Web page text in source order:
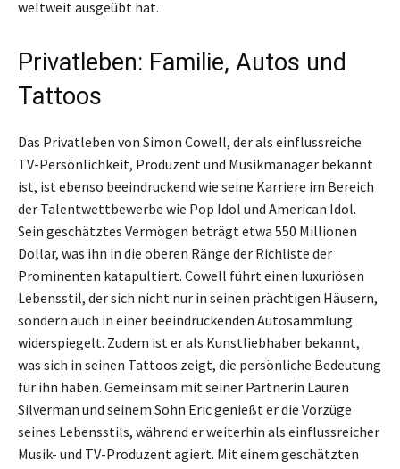
weltweit ausgeübt hat.
Privatleben: Familie, Autos und
Tattoos
Das Privatleben von Simon Cowell, der als einflussreiche
TV-Persönlichkeit, Produzent und Musikmanager bekannt
ist, ist ebenso beeindruckend wie seine Karriere im Bereich
der Talentwettbewerbe wie Pop Idol und American Idol.
Sein geschätztes Vermögen beträgt etwa 550 Millionen
Dollar, was ihn in die oberen Ränge der Richliste der
Prominenten katapultiert. Cowell führt einen luxuriösen
Lebensstil, der sich nicht nur in seinen prächtigen Häusern,
sondern auch in einer beeindruckenden Autosammlung
widerspiegelt. Zudem ist er als Kunstliebhaber bekannt,
was sich in seinen Tattoos zeigt, die persönliche Bedeutung
für ihn haben. Gemeinsam mit seiner Partnerin Lauren
Silverman und seinem Sohn Eric genießt er die Vorzüge
seines Lebensstils, während er weiterhin als einflussreicher
Musik- und TV-Produzent agiert. Mit einem geschätzten